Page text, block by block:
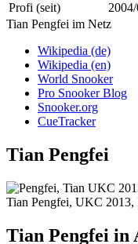
Profi (seit)
Tian Pengfei im Netz
Wikipedia (de)
Wikipedia (en)
World Snooker
Pro Snooker Blog
Snooker.org
CueTracker
Tian Pengfei
Tian Pengfei, UKC
Tian Pengfei in